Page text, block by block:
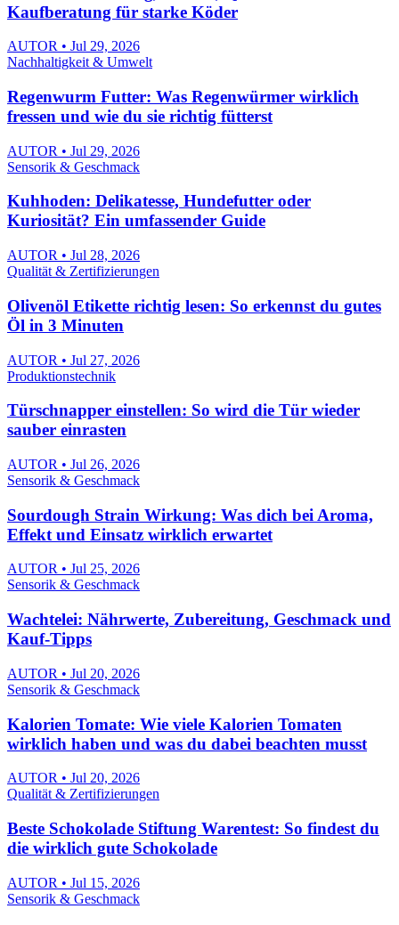
Kaufberatung für starke Köder
AUTOR • Jul 29, 2026
Nachhaltigkeit & Umwelt
Regenwurm Futter: Was Regenwürmer wirklich
fressen und wie du sie richtig fütterst
AUTOR • Jul 29, 2026
Sensorik & Geschmack
Kuhhoden: Delikatesse, Hundefutter oder
Kuriosität? Ein umfassender Guide
AUTOR • Jul 28, 2026
Qualität & Zertifizierungen
Olivenöl Etikette richtig lesen: So erkennst du gutes
Öl in 3 Minuten
AUTOR • Jul 27, 2026
Produktionstechnik
Türschnapper einstellen: So wird die Tür wieder
sauber einrasten
AUTOR • Jul 26, 2026
Sensorik & Geschmack
Sourdough Strain Wirkung: Was dich bei Aroma,
Effekt und Einsatz wirklich erwartet
AUTOR • Jul 25, 2026
Sensorik & Geschmack
Wachtelei: Nährwerte, Zubereitung, Geschmack und
Kauf-Tipps
AUTOR • Jul 20, 2026
Sensorik & Geschmack
Kalorien Tomate: Wie viele Kalorien Tomaten
wirklich haben und was du dabei beachten musst
AUTOR • Jul 20, 2026
Qualität & Zertifizierungen
Beste Schokolade Stiftung Warentest: So findest du
die wirklich gute Schokolade
AUTOR • Jul 15, 2026
Sensorik & Geschmack